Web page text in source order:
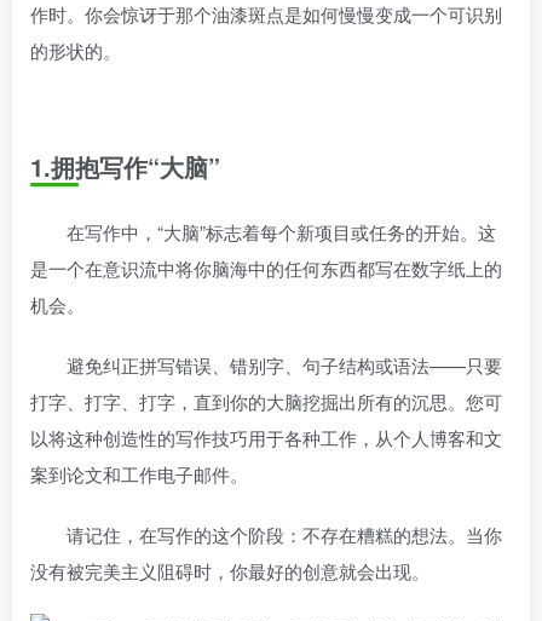
作时。你会惊讶于那个油漆斑点是如何慢慢变成一个可识别
的形状的。
1.拥抱写作“大脑”
在写作中，“大脑”标志着每个新项目或任务的开始。这
是一个在意识流中将你脑海中的任何东西都写在数字纸上的
机会。
避免纠正拼写错误、错别字、句子结构或语法——只要
打字、打字、打字，直到你的大脑挖掘出所有的沉思。您可
以将这种创造性的写作技巧用于各种工作，从个人博客和文
案到论文和工作电子邮件。
请记住，在写作的这个阶段：不存在糟糕的想法。当你
没有被完美主义阻碍时，你最好的创意就会出现。